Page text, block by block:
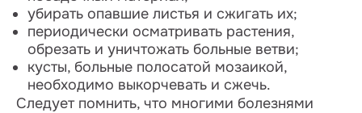
убирать опавшие листья и сжигать их;
периодически осматривать растения,
обрезать и уничтожать больные ветви;
кусты, больные полосатой мозаикой,
необходимо выкорчевать и сжечь.
Следует помнить, что многими болезнями